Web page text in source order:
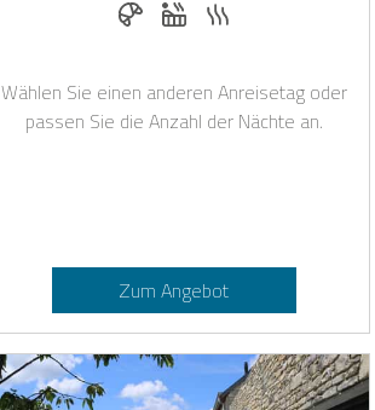
Wählen Sie einen anderen Anreisetag oder
passen Sie die Anzahl der Nächte an.
Zum Angebot